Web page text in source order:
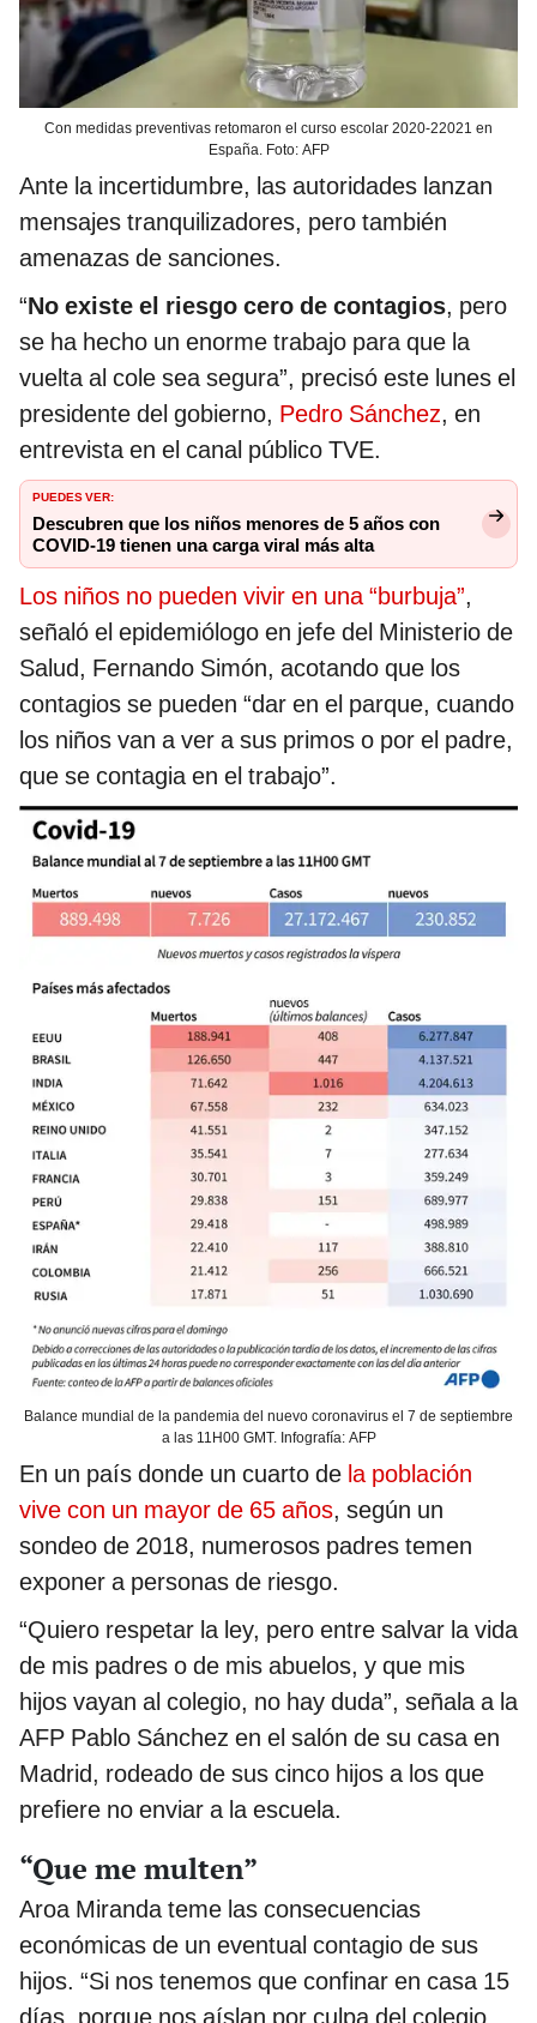
Con medidas preventivas retomaron el curso escolar 2020-22021 en
España. Foto: AFP
Ante la incertidumbre, las autoridades lanzan
mensajes tranquilizadores, pero también
amenazas de sanciones.
“No existe el riesgo cero de contagios, pero
se ha hecho un enorme trabajo para que la
vuelta al cole sea segura”, precisó este lunes el
presidente del gobierno, Pedro Sánchez, en
entrevista en el canal público TVE.
PUEDES VER:
Descubren que los niños menores de 5 años con
COVID-19 tienen una carga viral más alta
Los niños no pueden vivir en una “burbuja”,
señaló el epidemiólogo en jefe del Ministerio de
Salud, Fernando Simón, acotando que los
contagios se pueden “dar en el parque, cuando
los niños van a ver a sus primos o por el padre,
que se contagia en el trabajo”.
Balance mundial de la pandemia del nuevo coronavirus el 7 de septiembre
a las 11H00 GMT. Infografía: AFP
En un país donde un cuarto de la población
vive con un mayor de 65 años, según un
sondeo de 2018, numerosos padres temen
exponer a personas de riesgo.
“Quiero respetar la ley, pero entre salvar la vida
de mis padres o de mis abuelos, y que mis
hijos vayan al colegio, no hay duda”, señala a la
AFP Pablo Sánchez en el salón de su casa en
Madrid, rodeado de sus cinco hijos a los que
prefiere no enviar a la escuela.
“Que me multen”
Aroa Miranda teme las consecuencias
económicas de un eventual contagio de sus
hijos. “Si nos tenemos que confinar en casa 15